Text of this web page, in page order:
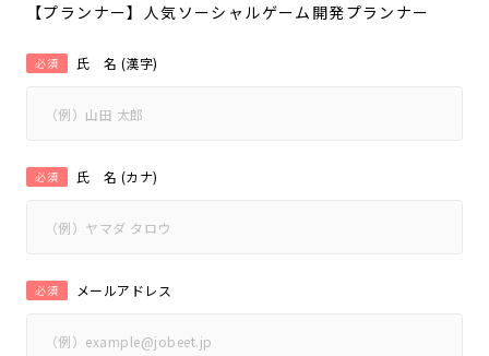
【プランナー】人気ソーシャルゲーム開発プランナー
氏 名 (漢字)
必須
氏 名 (カナ)
必須
メールアドレス
必須